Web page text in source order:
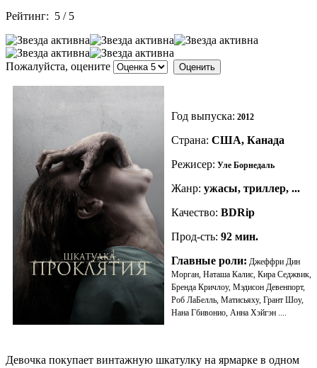
Рейтинг: 5 / 5
Пожалуйста, оцените
Год выпуска: 2012
Страна: США, Канада
Режисер: Уле Борнедаль
Жанр: ужасы, триллер, ...
Качество: BDRip
Прод-сть: 92 мин.
Главные роли: Джеффри Дин
Морган, Наташа Калис, Кира Седжвик,
Бренда Кричлоу, Мэдисон Девенпорт,
Роб ЛаБелль, Матисьяху, Грант Шоу,
Нана Гбивонио, Анна Хэйгэн ....
Девочка покупает винтажную шкатулку на ярмарке в одном